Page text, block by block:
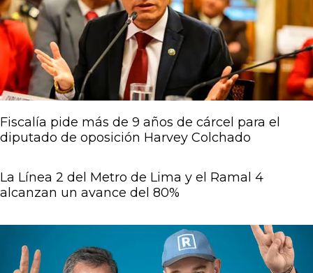
Fiscalía pide más de 9 años de cárcel para el
diputado de oposición Harvey Colchado
La Línea 2 del Metro de Lima y el Ramal 4
alcanzan un avance del 80%